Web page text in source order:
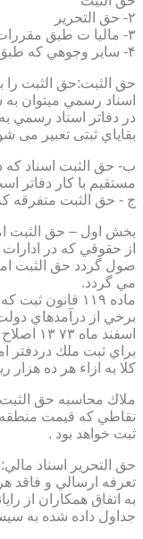
۲- حق التحرير
۳- ماليا ت طبق مقررات مالياتي
۴- ساير وجوهي كه طبق قوانين ديگر محول شده باشد
حق الثبت:حق الثبت را
اسناد رسمي ميتوان
در دفاتر اسناد رسمي
بقاياي ثبتی تعبیر می
ب- حق الثبت اسناد كه
مستقيم با كار دفاتر
ج - حق الثبت متفرقه
از حقوقي كه در
مي گردد.
ماده ۱۱۹
اسفند ماه ۷۳ ۱۳ اصلاح گرديده مقرر مي دارد:
كلا به ازاء هر ده
ملاك محاسبه حق
نقاطي كه قيمت منطقه
ثبت خواهد بود .
حق التحرير اسناد
تعرفه ارسالي و فاقد
به اتفاق همكاران از
جداول داده شده به